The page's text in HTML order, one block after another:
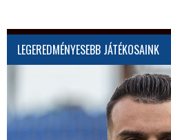
LEGEREDMÉNYESEBB JÁTÉKOSAINK